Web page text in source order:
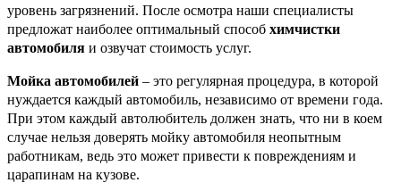
уровень загрязнений. После осмотра наши специалисты
предложат наиболее оптимальный способ химчистки
автомобиля и озвучат стоимость услуг.
Мойка автомобилей – это регулярная процедура, в которой
нуждается каждый автомобиль, независимо от времени года.
При этом каждый автолюбитель должен знать, что ни в коем
случае нельзя доверять мойку автомобиля неопытным
работникам, ведь это может привести к повреждениям и
царапинам на кузове.